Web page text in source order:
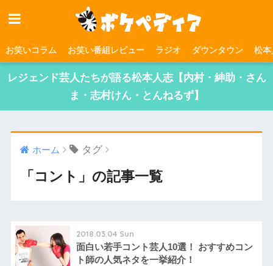
お笑いコラム お笑い番組レビュー ラジオ ダウンタウン 松本
レジェンド芸人たちが語る松本人志【内村・紳助・さん
ま・志村けん・とんねるず】
ホーム タグ
「コント」の記事一覧
2018.03.04 Sun
面白い若手コント芸人10選！ おすすめコン
ト師の人気ネタを一挙紹介！